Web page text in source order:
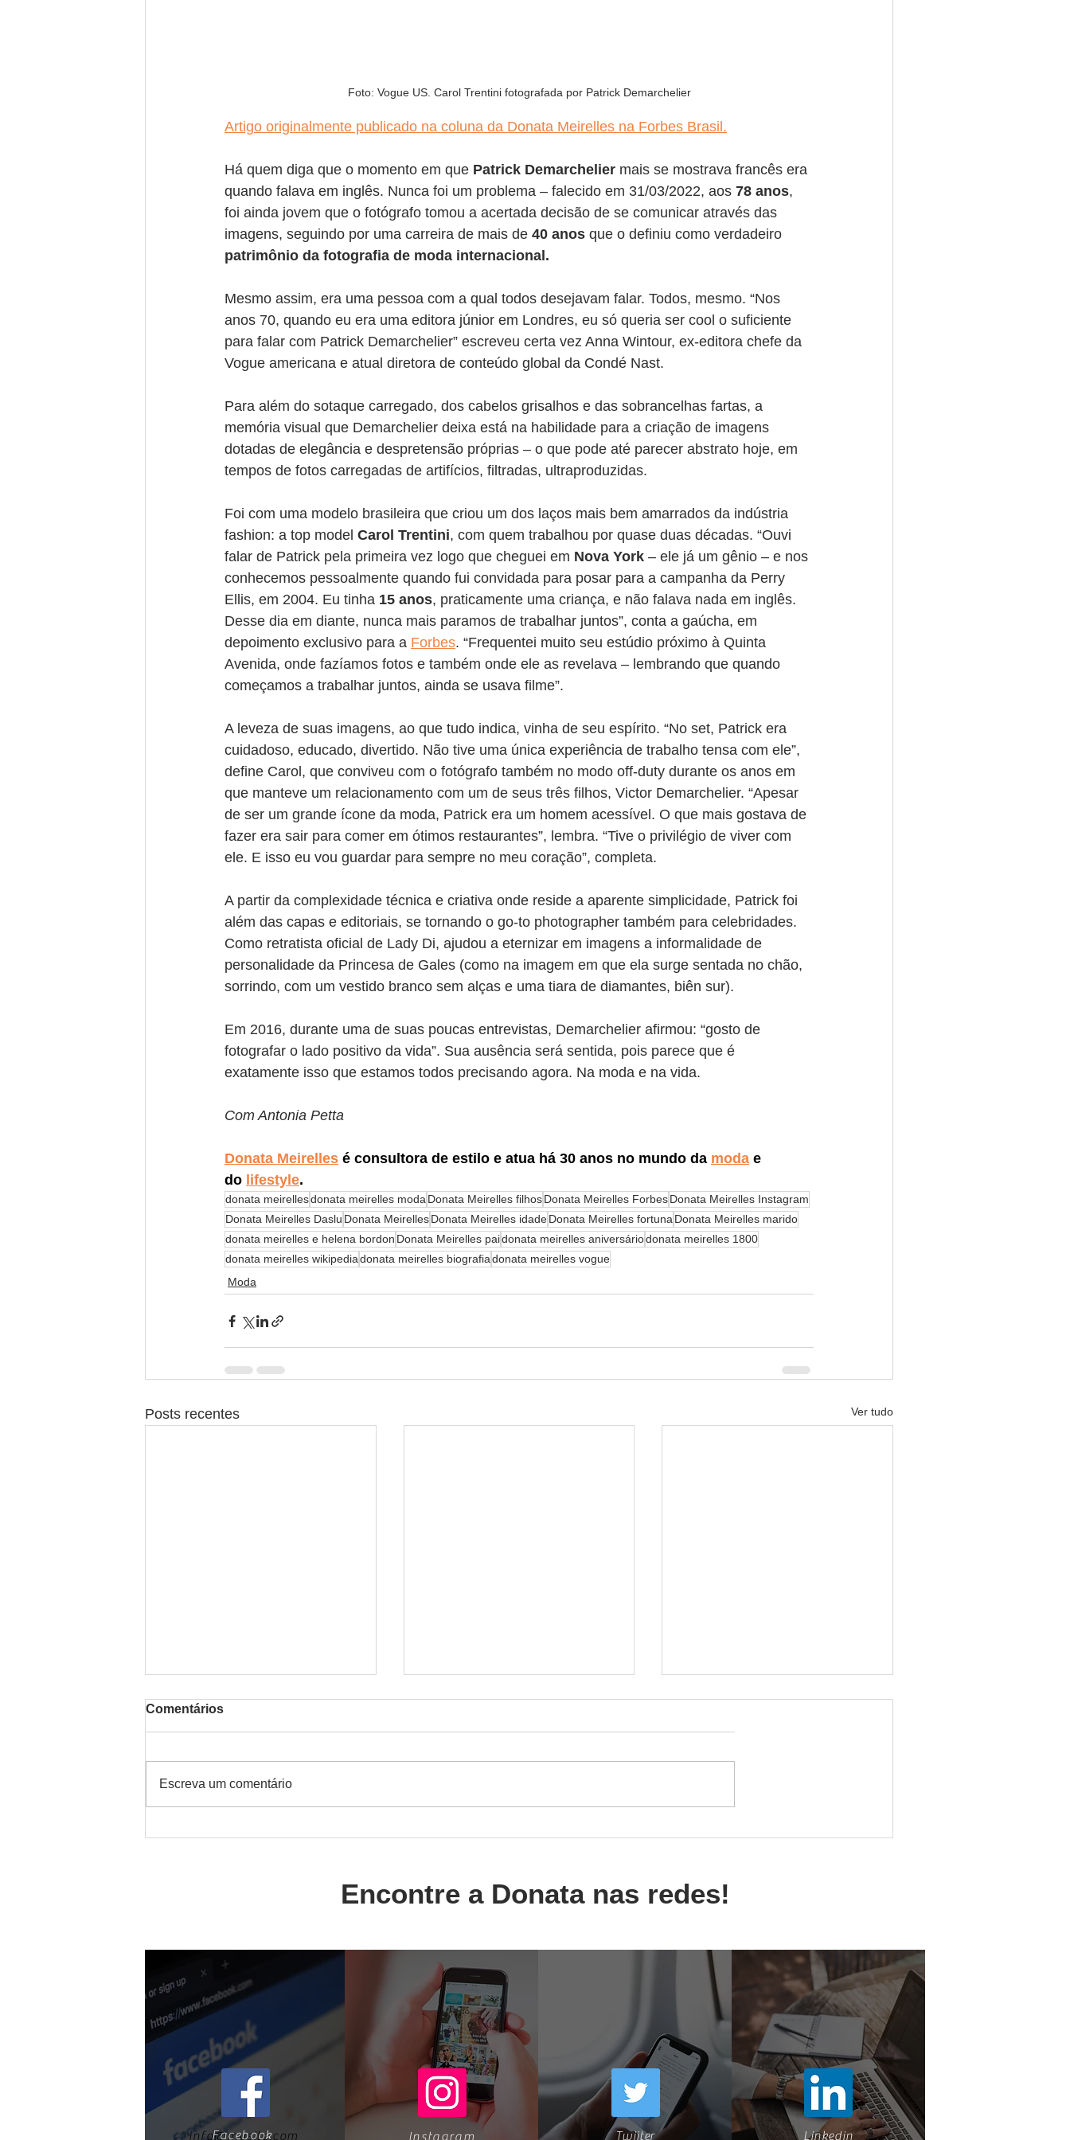
Foto: Vogue US. Carol Trentini fotografada por Patrick Demarchelier
Artigo originalmente publicado na coluna da Donata Meirelles na Forbes Brasil.
Há quem diga que o momento em que Patrick Demarchelier mais se mostrava francês era
quando falava em inglês. Nunca foi um problema – falecido em 31/03/2022, aos 78 anos,
foi ainda jovem que o fotógrafo tomou a acertada decisão de se comunicar através das
imagens, seguindo por uma carreira de mais de 40 anos que o definiu como verdadeiro
patrimônio da fotografia de moda internacional.
Mesmo assim, era uma pessoa com a qual todos desejavam falar. Todos, mesmo. “Nos
anos 70, quando eu era uma editora júnior em Londres, eu só queria ser cool o suficiente
para falar com Patrick Demarchelier” escreveu certa vez Anna Wintour, ex-editora chefe da
Vogue americana e atual diretora de conteúdo global da Condé Nast.
Para além do sotaque carregado, dos cabelos grisalhos e das sobrancelhas fartas, a
memória visual que Demarchelier deixa está na habilidade para a criação de imagens
dotadas de elegância e despretensão próprias – o que pode até parecer abstrato hoje, em
tempos de fotos carregadas de artifícios, filtradas, ultraproduzidas.
Foi com uma modelo brasileira que criou um dos laços mais bem amarrados da indústria
fashion: a top model Carol Trentini, com quem trabalhou por quase duas décadas. “Ouvi
falar de Patrick pela primeira vez logo que cheguei em Nova York – ele já um gênio – e nos
conhecemos pessoalmente quando fui convidada para posar para a campanha da Perry
Ellis, em 2004. Eu tinha 15 anos, praticamente uma criança, e não falava nada em inglês.
Desse dia em diante, nunca mais paramos de trabalhar juntos”, conta a gaúcha, em
depoimento exclusivo para a Forbes. “Frequentei muito seu estúdio próximo à Quinta
Avenida, onde fazíamos fotos e também onde ele as revelava – lembrando que quando
começamos a trabalhar juntos, ainda se usava filme”.
A leveza de suas imagens, ao que tudo indica, vinha de seu espírito. “No set, Patrick era
cuidadoso, educado, divertido. Não tive uma única experiência de trabalho tensa com ele”,
define Carol, que conviveu com o fotógrafo também no modo off-duty durante os anos em
que manteve um relacionamento com um de seus três filhos, Victor Demarchelier. “Apesar
de ser um grande ícone da moda, Patrick era um homem acessível. O que mais gostava de
fazer era sair para comer em ótimos restaurantes”, lembra. “Tive o privilégio de viver com
ele. E isso eu vou guardar para sempre no meu coração”, completa.
A partir da complexidade técnica e criativa onde reside a aparente simplicidade, Patrick foi
além das capas e editoriais, se tornando o go-to photographer também para celebridades.
Como retratista oficial de Lady Di, ajudou a eternizar em imagens a informalidade de
personalidade da Princesa de Gales (como na imagem em que ela surge sentada no chão,
sorrindo, com um vestido branco sem alças e uma tiara de diamantes, biên sur).
Em 2016, durante uma de suas poucas entrevistas, Demarchelier afirmou: “gosto de
fotografar o lado positivo da vida”. Sua ausência será sentida, pois parece que é
exatamente isso que estamos todos precisando agora. Na moda e na vida.
Com Antonia Petta
Donata Meirelles é consultora de estilo e atua há 30 anos no mundo da moda e
do lifestyle.
donata meirellesdonata meirelles modaDonata Meirelles filhosDonata Meirelles ForbesDonata Meirelles Instagram
Donata Meirelles Daslu Donata MeirellesDonata Meirelles idadeDonata Meirelles fortunaDonata Meirelles marido
donata meirelles e helena bordon Donata Meirelles paidonata meirelles aniversáriodonata meirelles 1800
donata meirelles wikipediadonata meirelles biografiadonata meirelles vogue
Moda
Posts recentes Ver tudo
Lifestyle
Comentários
Escreva um comentário
Encontre a Donata nas redes!
info@mysite.com
Facebook Instagram Twiiter Linkedin